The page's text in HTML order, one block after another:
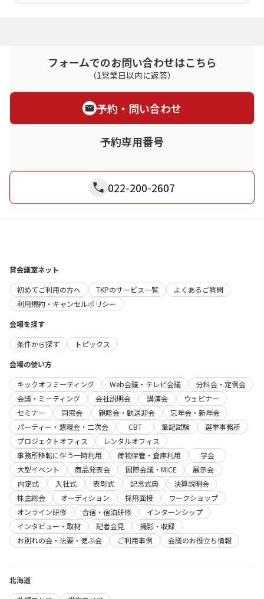
フォームでのお問い合わせはこちら
（1営業日以内に返答）
予約・問い合わせ
予約専用番号
022-200-2607
貸会議室ネット
初めてご利用の方へ
TKPのサービス一覧
よくあるご質問
利用規約・キャンセルポリシー
会場を探す
条件から探す
トピックス
会場の使い方
キックオフミーティング
Web会議・テレビ会議
分科会・定例会
会議・ミーティング
会社説明会 講演会
ウェビナー
セミナー
同窓会 親睦会・歓送迎会
忘年会・新年会
パーティー・懇親会・二次会
CBT 筆記試験
選挙事務所
プロジェクトオフィス
レンタルオフィス
事務所移転に伴う一時利用
荷物保管・倉庫利用
学会
大型イベント
商品発表会 国際会議・MICE
展示会
内定式
入社式 表彰式 記念式典
決算説明会
株主総会
オーディション 採用面接
ワークショップ
オンライン研修
合宿・宿泊研修
インターンシップ
インタビュー・取材
記者会見
撮影・収録
お別れの会・法要・偲ぶ会
ご利用事例 会議のお役立ち情報
北海道